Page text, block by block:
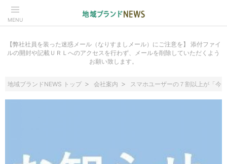
MENU
【弊社社員を装った迷惑メール（なりすましメール）にご注意を】 添付ファイ
ルの開封や記載ＵＲＬへのアクセスを行わず、メールを削除していただくよう
お願い致します。
地域ブランドNEWS トップ 会社案内 スマホユーザーの７割以上が「今